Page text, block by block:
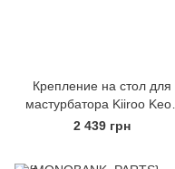
Крепление на стол для
мастурбатора Kiiroo Keon
Table Clamp, регулируется
2 439 грн